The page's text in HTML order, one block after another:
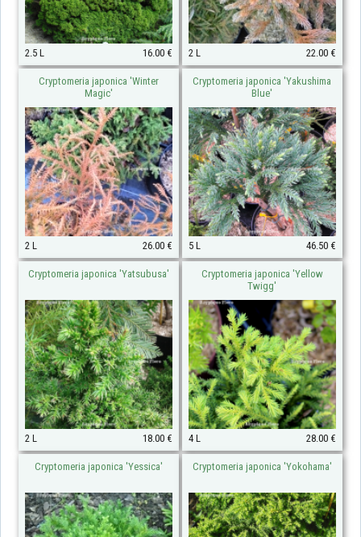
2.5 L 16.00 € 2 L 22.00 €
Cryptomeria japonica 'Winter
Magic'
2 L 26.00 €
Cryptomeria japonica 'Yakushima
Blue'
5 L 46.50 €
Cryptomeria japonica 'Yatsubusa'
2 L 18.00 €
Cryptomeria japonica 'Yellow
Twigg'
4 L 28.00 €
Cryptomeria japonica 'Yessica' Cryptomeria japonica 'Yokohama'